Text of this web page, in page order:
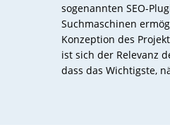
sogenannten SEO-
Suchmaschinen
Konzeption des
ist sich der Relevanz
dass das Wichtigste,